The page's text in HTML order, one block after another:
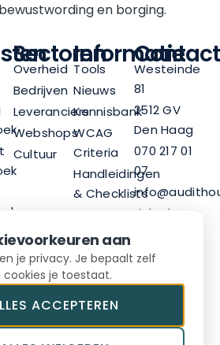
aan
je privacy. Je bepaalt zelf
cookies je toestaat.
ACCEPTEREN
en borging.
Sectoren
Overheid
Bedrijven
Leveranciers
Webshops
Cultuur
Informatie
Tools
Nieuws
Kennisbank
WCAG
Criteria
Handleidingen
& Checklists
Nieuwsbrief
Contact
Westeinde
81
2512 GV
Den Haag
070 217 01
07
LinkedIn
BV Sitemap